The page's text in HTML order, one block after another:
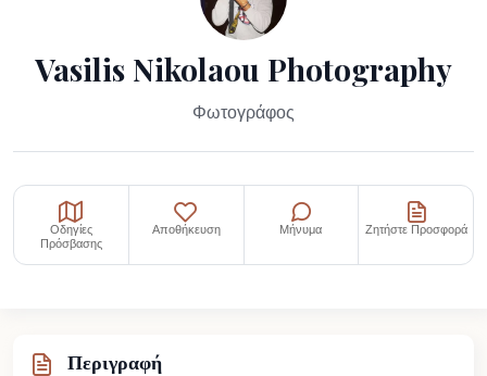
Vasilis Nikolaou Photography
Φωτογράφος
Οδηγίες
Πρόσβασης
Αποθήκευση Μήνυμα Ζητήστε Προσφορά
Περιγραφή